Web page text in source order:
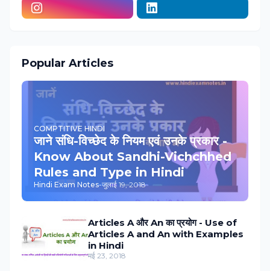
Popular Articles
COMPTITIVE HINDI
जाने संधि-विच्‍छेद के नियम एवं उनके प्रकार -
Know About Sandhi-Vichchhed
Rules and Type in Hindi
Hindi Exam Notes-जुलाई 19, 2018
Articles A और An का प्रयोग - Use of
Articles A and An with Examples
in Hindi
मई 23, 2018